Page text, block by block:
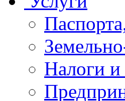
Налоги